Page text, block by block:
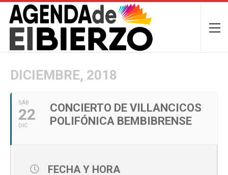
DICIEMBRE, 2018
SÁB
22
DIC
CONCIERTO DE VILLANCICOS
POLIFÓNICA BEMBIBRENSE
FECHA Y HORA